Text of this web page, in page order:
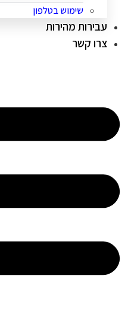
שימוש בטלפון
עבירות מהירות
צרו קשר